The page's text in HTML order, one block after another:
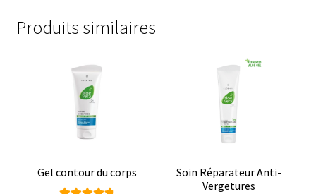
Produits similaires
Gel contour du corps
Soin Réparateur Anti-
Vergetures